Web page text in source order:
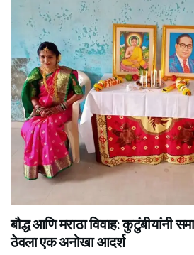
बौद्ध आणि मराठा विवाह: कुटुंबीयांनी
ठेवला एक अनोखा आदर्श